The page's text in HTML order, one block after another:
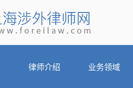
律师介绍 业务领域